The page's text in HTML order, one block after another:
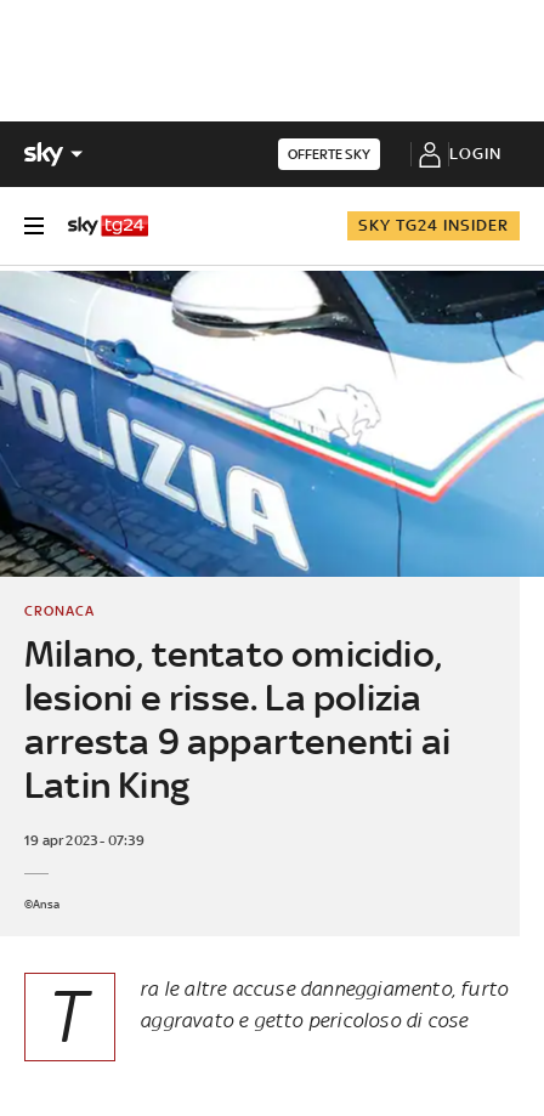
OFFERTE SKY LOGIN
SKY TG24 INSIDER
Milano, tentato omicidio,
lesioni e risse. La polizia
arresta 9 appartenenti ai
Latin King
CRONACA
19 apr 2023 - 07:39
©Ansa
T
ra le altre accuse danneggiamento, furto
aggravato e getto pericoloso di cose